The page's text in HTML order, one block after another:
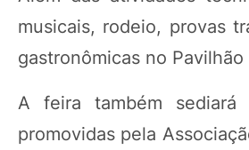
musicais, rodeio, provas
gastronômicas no
A feira também sediará
promovidas pela